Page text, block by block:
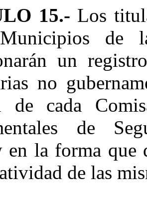
15.- Los
de
un
no
de cada
de
la forma que
de las